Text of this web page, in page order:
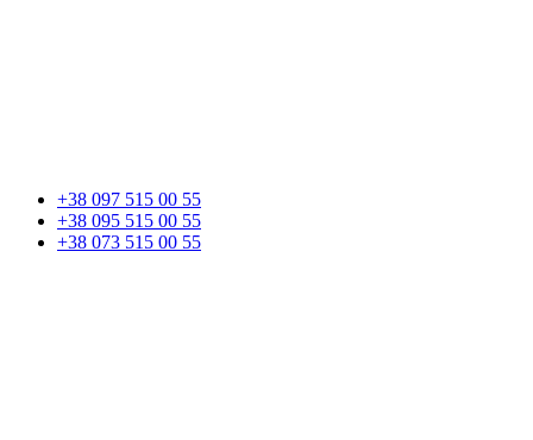
+38 097 515 00 55
+38 095 515 00 55
+38 073 515 00 55